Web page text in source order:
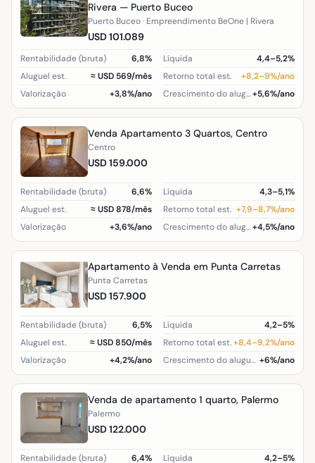
Rivera — Puerto Buceo
Puerto Buceo · Empreendimento BeOne | Rivera
USD 101.089
Rentabilidade (bruta) 6,8% Líquida
4,4–5,2%
Aluguel est.
≈ USD 569/mês Retorno total est.
+8,2–9%/ano
Valorização
+3,8%/ano Crescimento do aluguel (região)+5,6%/ano
Venda Apartamento 3 Quartos, Centro
Centro
USD 159.000
Rentabilidade (bruta) 6,6% Líquida
4,3–5,1%
Aluguel est.
≈ USD 878/mês Retorno total est. +7,9–8,7%/ano
Valorização
+3,6%/ano Crescimento do aluguel (região)+4,5%/ano
Apartamento à Venda em Punta Carretas
Punta Carretas
USD 157.900
Rentabilidade (bruta) 6,5% Líquida
4,2–5%
Aluguel est.
≈ USD 850/mês Retorno total est.+8,4–9,2%/ano
Valorização
+4,2%/ano Crescimento do aluguel (região) +6%/ano
Venda de apartamento 1 quarto, Palermo
Palermo
USD 122.000
Rentabilidade (bruta) 6,4% Líquida 4,2–5%